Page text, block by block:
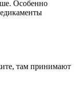
Особенно
там принимают